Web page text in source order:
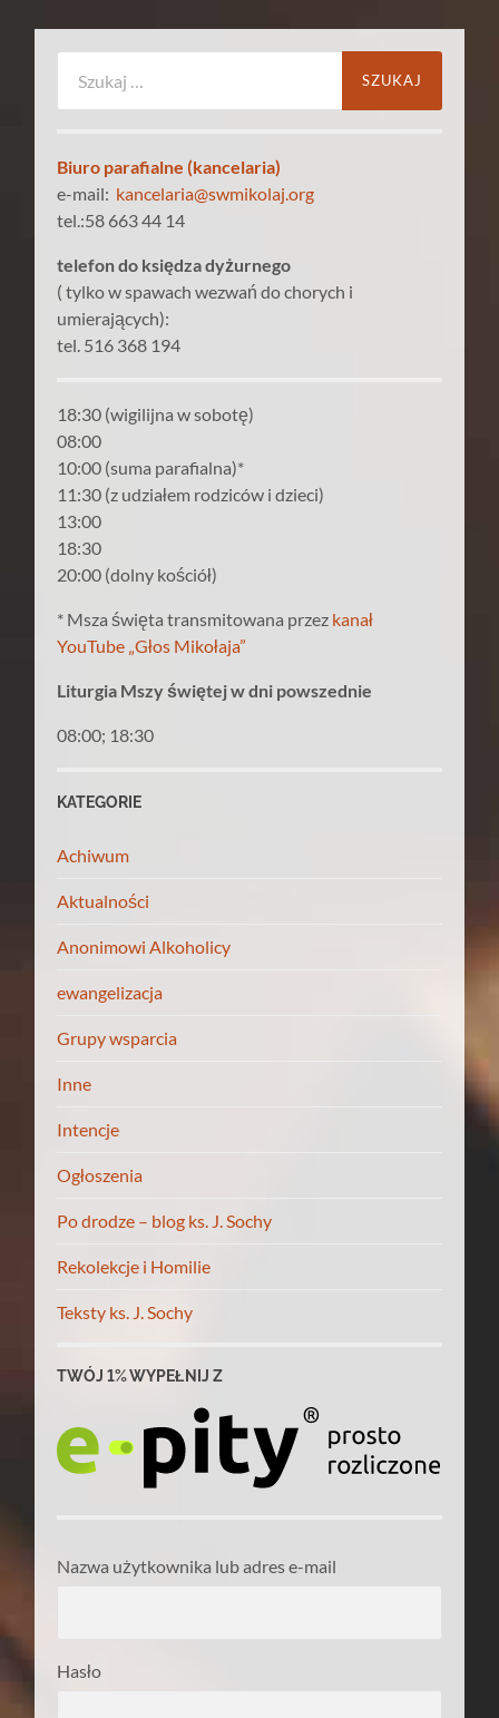
Biuro parafialne (kancelaria)
e-mail: kancelaria@swmikolaj.org
tel.:58 663 44 14
telefon do księdza dyżurnego
( tylko w spawach wezwań do chorych i
umierających):
tel. 516 368 194
18:30 (wigilijna w sobotę)
08:00
10:00 (suma parafialna)*
11:30 (z udziałem rodziców i dzieci)
13:00
18:30
20:00 (dolny kościół)
* Msza święta transmitowana przez kanał
YouTube „Głos Mikołaja”
Liturgia Mszy świętej w dni powszednie
08:00; 18:30
KATEGORIE
Achiwum
Aktualności
Anonimowi Alkoholicy
ewangelizacja
Grupy wsparcia
Inne
Intencje
Ogłoszenia
Po drodze – blog ks. J. Sochy
Rekolekcje i Homilie
Teksty ks. J. Sochy
TWÓJ 1% WYPEŁNIJ Z
Nazwa użytkownika lub adres e-mail
Hasło